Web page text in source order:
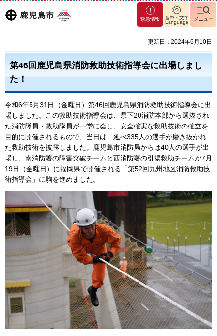
鹿児島
マグ
マシ
島市
緊急情報
音声・文字
Language
メニュー
更新日：2024年6月10日
第46回鹿児島県消防救助技術指導会に出場しまし
た！
令和6年5月31日（金曜日）第46回鹿児島県消防救助技術指導会に出
場しました。この救助技術指導会は、県下20消防本部から選抜され
た消防隊員・救助隊員が一堂に会し、安全確実な救助技術の確立を
目的に開催されるもので、当日は、延べ335人の選手が磨き抜かれ
た救助技術を披露しました。鹿児島市消防局からは40人の選手が出
場し、南消防署の障害突破チームと西消防署の引揚救助チームが7月
19日（金曜日）に福岡県で開催される「第52回九州地区消防救助技
術指導会」に駒を進めました。